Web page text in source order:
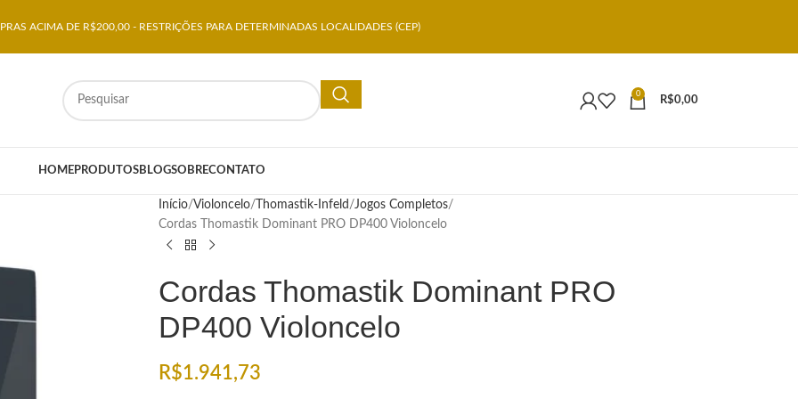
ACIMA DE R$200,00 - RESTRIÇÕES PARA DETERMINADAS LOCALIDADES (CEP)
0
R$0,00
HOMEPRODUTOSBLOGSOBRECONTATO
Início Violoncelo Thomastik-Infeld Jogos Completos
Cordas Thomastik Dominant PRO DP400 Violoncelo
Cordas Thomastik Dominant PRO
DP400 Violoncelo
R$1.941,73